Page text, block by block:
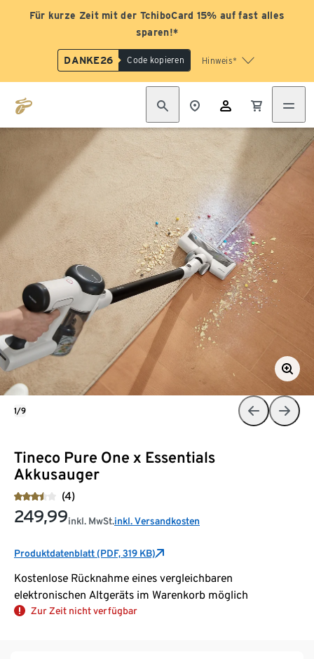
Für kurze Zeit mit der TchiboCard 15% auf fast alles
sparen!*
DANKE26 Code kopieren Hinweis*
Tineco Pure One x Essentials
Akkusauger
(4)
249,99inkl. MwSt.inkl. Versandkosten
Produktdatenblatt (PDF, 319 KB)
Kostenlose Rücknahme eines vergleichbaren
elektronischen Altgeräts im Warenkorb möglich
Zur Zeit nicht verfügbar
1/9